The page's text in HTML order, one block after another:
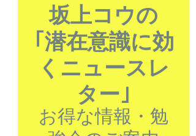
坂上コウの
｢潜在意識に効
くニュースレ
ター｣
お得な情報・勉